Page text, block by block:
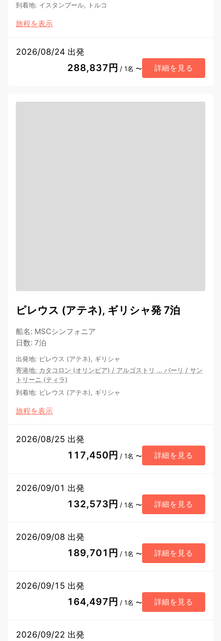
到着地: イスタンブール, トルコ
旅程を表示
2026/08/24 出発
288,837円 / 1名 〜 詳細を見る
ピレウス (アテネ), ギリシャ発 7泊
船名: MSCシンフォニア
日数: 7泊
出発地: ピレウス (アテネ), ギリシャ
寄港地: カタコロン (オリンピア) / アルゴストリ … バーリ / サン
トリーニ (ティラ)
到着地: ピレウス (アテネ), ギリシャ
旅程を表示
2026/08/25 出発
117,450円 / 1名 〜 詳細を見る
2026/09/01 出発
132,573円 / 1名 〜 詳細を見る
2026/09/08 出発
189,701円 / 1名 〜 詳細を見る
2026/09/15 出発
164,497円 / 1名 〜 詳細を見る
2026/09/22 出発